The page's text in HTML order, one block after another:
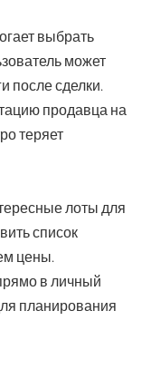
выбрать
может
после сделки.
продавца на
теряет
лоты для
список
цены.
в личный
планирования